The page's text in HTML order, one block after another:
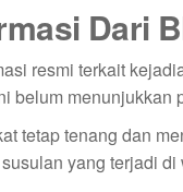
Dari
resmi terkait
belum
tetap tenang dan
yang terjadi